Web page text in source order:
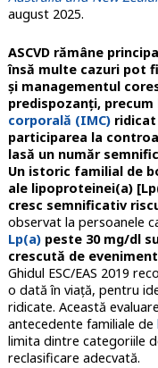
august 2025.
ASCVD rămâne
însă multe cazuri pot
și managementul
predispozanți, precum
corporală (IMC)ridicat
participarea la
lasă un număr
Un istoric familial de
ale lipoproteinei(a)
cresc semnificativ
observat la persoanele
Lp(a)peste 30 mg/dl
crescută de
Ghidul ESC/EAS 2019
o dată în viață, pentru
ridicate. Această
antecedente familiale de
limita dintre categoriile
reclasificare adecvată.